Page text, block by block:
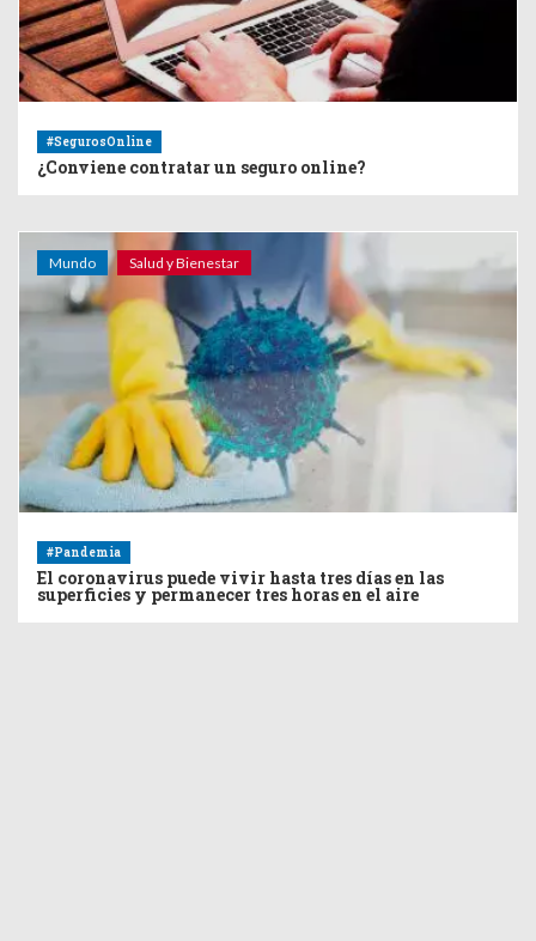
#SegurosOnline
¿Conviene contratar un seguro online?
Mundo Salud y Bienestar
#Pandemia
El coronavirus puede vivir hasta tres días en las
superficies y permanecer tres horas en el aire